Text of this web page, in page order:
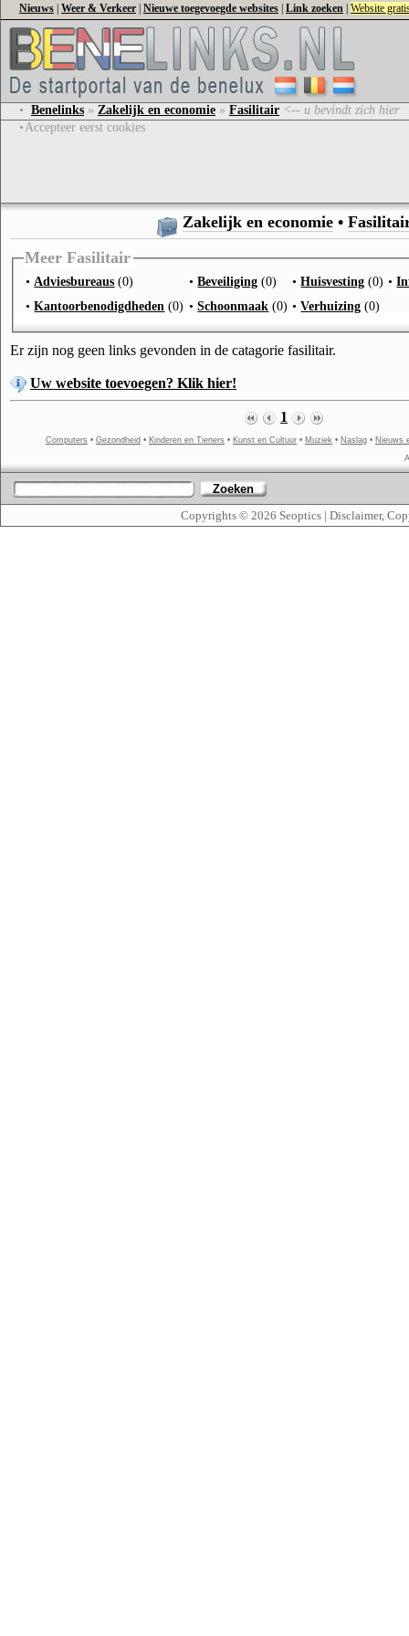
Nieuws Weer & Verkeer Nieuwe toegevoegde websites Link zoeken Website
• Benelinks » Zakelijk en economie » Fasilitair <-- u bevindt zich hier
•Accepteer eerst cookies
Zakelijk en economie •
Meer Fasilitair
• Adviesbureaus (0) •Beveiliging (0) •Huisvesting (0) •
•Kantoorbenodigdheden (0) •Schoonmaak (0) •Verhuizing (0)
Er zijn nog geen links gevonden in de catagorie fasilitair.
Uw website toevoegen? Klik hier!
1
Computers • Gezondheid • Kinderen en Tieners • Kunst en Cultuur • Muziek • Naslag • Nieuws
Zoeken
Copyrights © 2026 Seoptics | Disclaimer,